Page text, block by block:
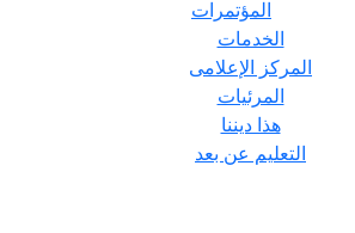
المؤتمرات
الخدمات
المركز الإعلامى
المرئيات
هذا ديننا
التعليم عن بعد